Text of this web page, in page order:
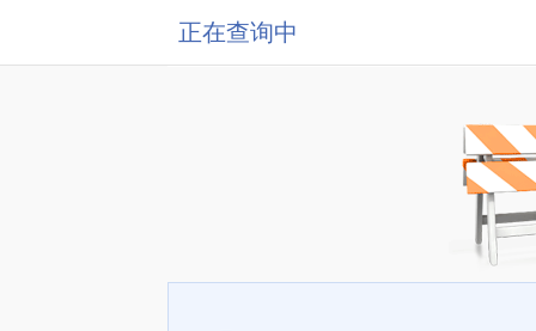
正在查询中